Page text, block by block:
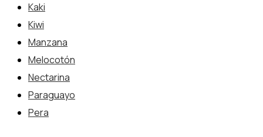
Kaki
Kiwi
Manzana
Melocotón
Nectarina
Paraguayo
Pera